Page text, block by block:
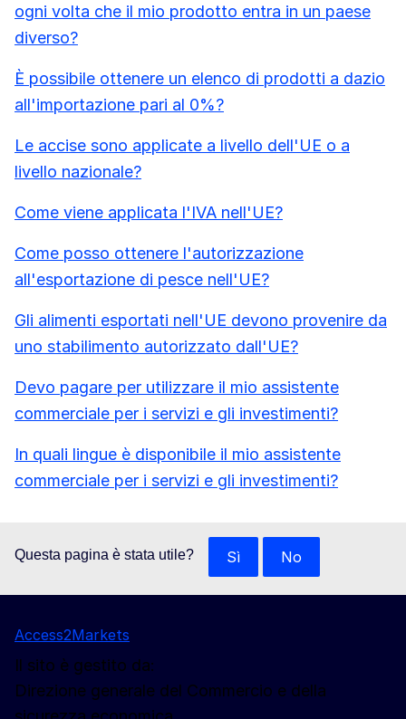
ogni volta che il mio prodotto entra in un paese
diverso?
È possibile ottenere un elenco di prodotti a dazio
all'importazione pari al 0%?
Le accise sono applicate a livello dell'UE o a
livello nazionale?
Come viene applicata l'IVA nell'UE?
Come posso ottenere l'autorizzazione
all'esportazione di pesce nell'UE?
Gli alimenti esportati nell'UE devono provenire da
uno stabilimento autorizzato dall'UE?
Devo pagare per utilizzare il mio assistente
commerciale per i servizi e gli investimenti?
In quali lingue è disponibile il mio assistente
commerciale per i servizi e gli investimenti?
Questa pagina è stata utile? Sì No
Access2Markets
Il sito è gestito da:
Direzione generale del Commercio e della